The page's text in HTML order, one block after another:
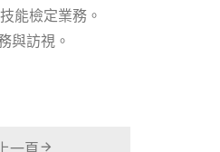
能檢定業務。
與訪視。